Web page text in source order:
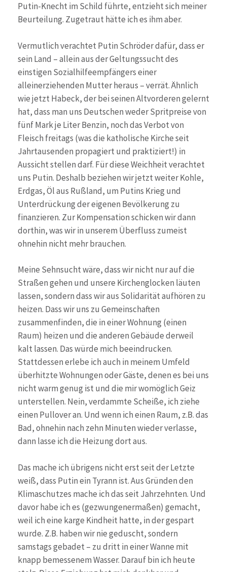
Putin-Knecht im Schild führte, entzieht sich meiner
Beurteilung. Zugetraut hätte ich es ihm aber.
Vermutlich verachtet Putin Schröder dafür, dass er
sein Land – allein aus der Geltungssucht des
einstigen Sozialhilfeempfängers einer
alleinerziehenden Mutter heraus – verrät. Ähnlich
wie jetzt Habeck, der bei seinen Altvorderen gelernt
hat, dass man uns Deutschen weder Spritpreise von
fünf Mark je Liter Benzin, noch das Verbot von
Fleisch freitags (was die katholische Kirche seit
Jahrtausenden propagiert und praktiziert!) in
Aussicht stellen darf. Für diese Weichheit verachtet
uns Putin. Deshalb beziehen wir jetzt weiter Kohle,
Erdgas, Öl aus Rußland, um Putins Krieg und
Unterdrückung der eigenen Bevölkerung zu
finanzieren. Zur Kompensation schicken wir dann
dorthin, was wir in unserem Überfluss zumeist
ohnehin nicht mehr brauchen.
Meine Sehnsucht wäre, dass wir nicht nur auf die
Straßen gehen und unsere Kirchenglocken läuten
lassen, sondern dass wir aus Solidarität aufhören zu
heizen. Dass wir uns zu Gemeinschaften
zusammenfinden, die in einer Wohnung (einen
Raum) heizen und die anderen Gebäude derweil
kalt lassen. Das würde mich beeindrucken.
Stattdessen erlebe ich auch in meinem Umfeld
überhitzte Wohnungen oder Gäste, denen es bei uns
nicht warm genug ist und die mir womöglich Geiz
unterstellen. Nein, verdammte Scheiße, ich ziehe
einen Pullover an. Und wenn ich einen Raum, z.B. das
Bad, ohnehin nach zehn Minuten wieder verlasse,
dann lasse ich die Heizung dort aus.
Das mache ich übrigens nicht erst seit der Letzte
weiß, dass Putin ein Tyrann ist. Aus Gründen den
Klimaschutzes mache ich das seit Jahrzehnten. Und
davor habe ich es (gezwungenermaßen) gemacht,
weil ich eine karge Kindheit hatte, in der gespart
wurde. Z.B. haben wir nie geduscht, sondern
samstags gebadet – zu dritt in einer Wanne mit
knapp bemessenem Wasser. Darauf bin ich heute